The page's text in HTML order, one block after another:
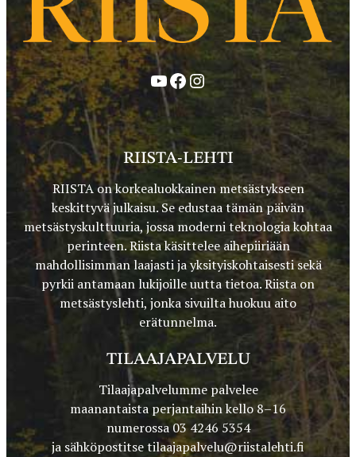
YouTube
Facebook
Instagram
RIISTA-LEHTI
RIISTA on korkealuokkainen metsästykseen
keskittyvä julkaisu. Se edustaa tämän päivän
metsästyskulttuuria, jossa moderni teknologia kohtaa
perinteen. Riista käsittelee aihepiiriään
mahdollisimman laajasti ja yksityiskohtaisesti sekä
pyrkii antamaan lukijoille uutta tietoa. Riista on
metsästyslehti, jonka sivuilta huokuu aito
erätunnelma.
TILAAJAPALVELU
Tilaajapalvelumme palvelee
maanantaista perjantaihin kello 8–16
numerossa 03 4246 5354
ja sähköpostitsetilaajapalvelu@riistalehti.fi